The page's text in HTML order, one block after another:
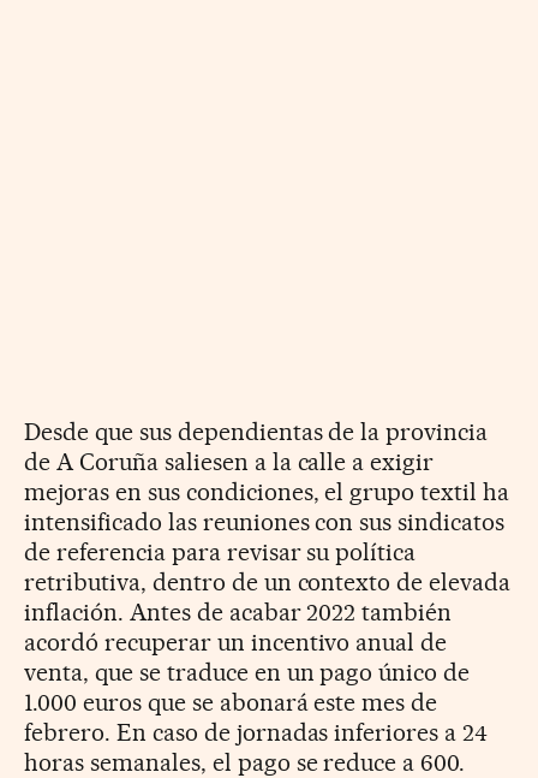
Desde que sus dependientas de la provincia
de A Coruña saliesen a la calle a exigir
mejoras en sus condiciones, el grupo textil ha
intensificado las reuniones con sus sindicatos
de referencia para revisar su política
retributiva, dentro de un contexto de elevada
inflación. Antes de acabar 2022 también
acordó recuperar un incentivo anual de
venta, que se traduce en un pago único de
1.000 euros que se abonará este mes de
febrero. En caso de jornadas inferiores a 24
horas semanales, el pago se reduce a 600.